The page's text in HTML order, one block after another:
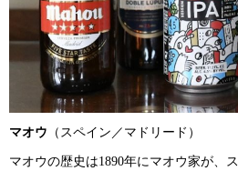
マオウ （スペイン／マドリード）
マオウの歴史は1890年にマオウ家が、